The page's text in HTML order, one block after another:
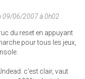
09/06/2007 à 0h02
du reset en appuyant
pour tous les jeux,
c'est clair, vaut